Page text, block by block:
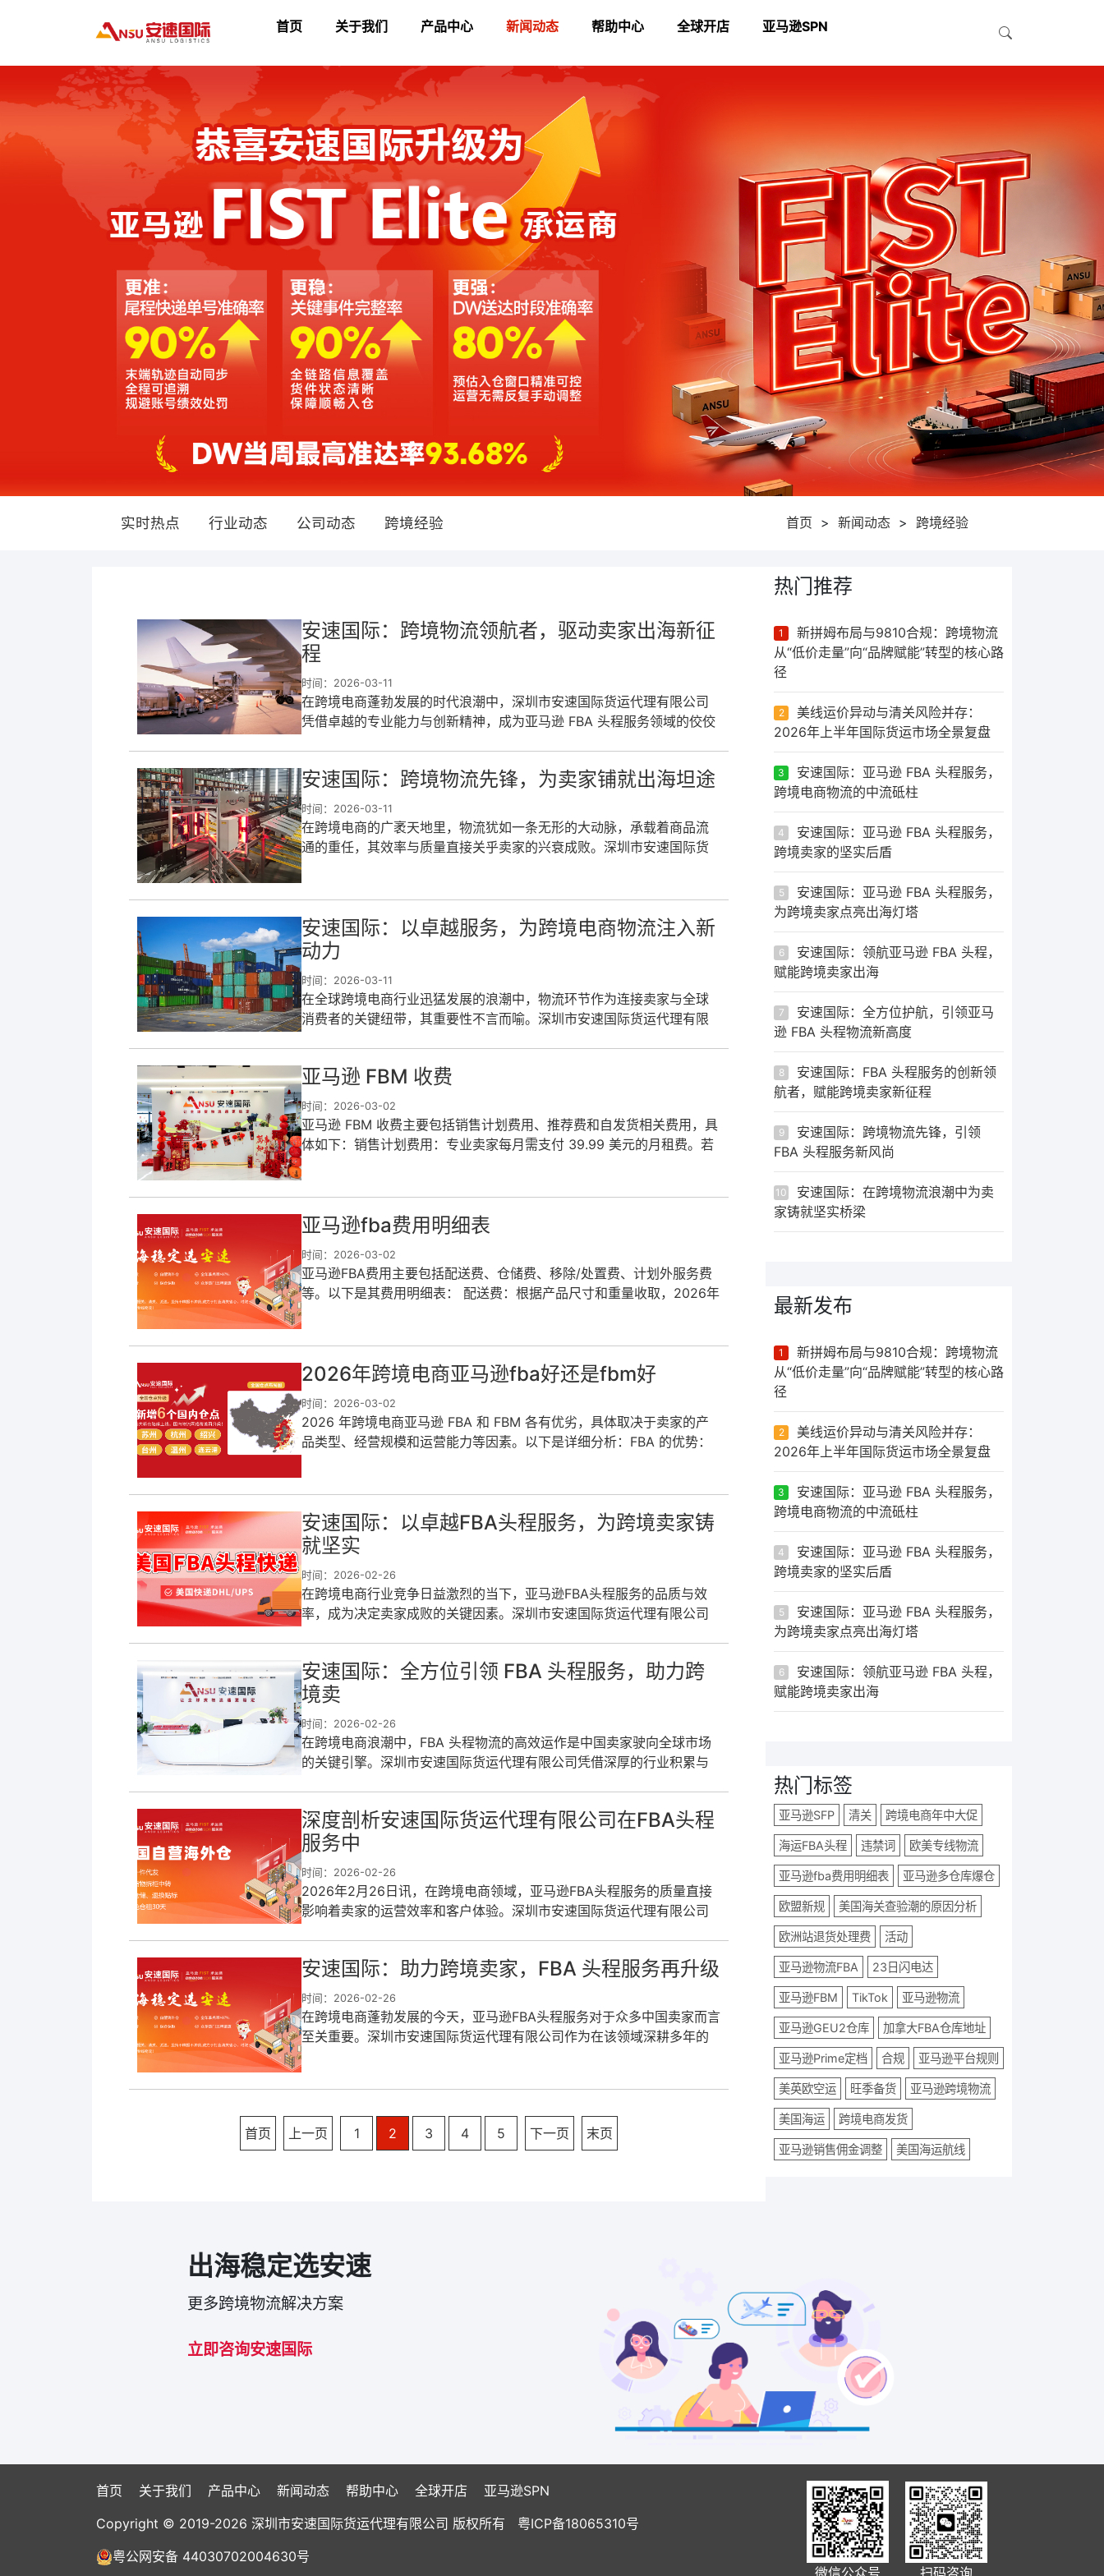
首页 关于我们 产品中心 新闻动态 帮助中心 全球开店 亚马逊SPN
实时热点 行业动态 公司动态 跨境经验 首页 > 新闻动态 > 跨境经验
安速国际：跨境物流领航者，驱动卖家出海新征
程
时间：2026-03-11
在跨境电商蓬勃发展的时代浪潮中，深圳市安速国际货运代理有限公司
凭借卓越的专业能力与创新精神，成为亚马逊 FBA 头程服务领域的佼佼
安速国际：跨境物流先锋，为卖家铺就出海坦途
时间：2026-03-11
在跨境电商的广袤天地里，物流犹如一条无形的大动脉，承载着商品流
通的重任，其效率与质量直接关乎卖家的兴衰成败。深圳市安速国际货
运代理有限公司凭借着前瞻性的战略眼光
安速国际：以卓越服务，为跨境电商物流注入新
动力
时间：2026-03-11
在全球跨境电商行业迅猛发展的浪潮中，物流环节作为连接卖家与全球
消费者的关键纽带，其重要性不言而喻。深圳市安速国际货运代理有限
亚马逊 FBM 收费
时间：2026-03-02
亚马逊 FBM 收费主要包括销售计划费用、推荐费和自发货相关费用，具
体如下：销售计划费用：专业卖家每月需支付 39.99 美元的月租费。若
为个人卖家，则无需月租
亚马逊fba费用明细表
时间：2026-03-02
亚马逊FBA费用主要包括配送费、仓储费、移除/处置费、计划外服务费
等。以下是其费用明细表： 配送费：根据产品尺寸和重量收取，2026年
1月15日起有调整。
2026年跨境电商亚马逊fba好还是fbm好
时间：2026-03-02
2026 年跨境电商亚马逊 FBA 和 FBM 各有优劣，具体取决于卖家的产
品类型、经营规模和运营能力等因素。以下是详细分析：FBA 的优势：
安速国际：以卓越FBA头程服务，为跨境卖家铸
就坚实
时间：2026-02-26
在跨境电商行业竞争日益激烈的当下，亚马逊FBA头程服务的品质与效
率，成为决定卖家成败的关键因素。深圳市安速国际货运代理有限公司
安速国际：全方位引领 FBA 头程服务，助力跨
境卖
时间：2026-02-26
在跨境电商浪潮中，FBA 头程物流的高效运作是中国卖家驶向全球市场
的关键引擎。深圳市安速国际货运代理有限公司凭借深厚的行业积累与
深度剖析安速国际货运代理有限公司在FBA头程
服务中
时间：2026-02-26
2026年2月26日讯，在跨境电商领域，亚马逊FBA头程服务的质量直接
影响着卖家的运营效率和客户体验。深圳市安速国际货运代理有限公司
安速国际：助力跨境卖家，FBA 头程服务再升级
时间：2026-02-26
在跨境电商蓬勃发展的今天，亚马逊FBA头程服务对于众多中国卖家而言
至关重要。深圳市安速国际货运代理有限公司作为在该领域深耕多年的
专业企业，一直致力于为跨境卖家提
首页 上一页 1 2 3 4 5 下一页 末页
热门推荐
1
新拼姆布局与9810合规：跨境物流
从“低价走量”向“品牌赋能”转型的核心路
径
2
美线运价异动与清关风险并存：
2026年上半年国际货运市场全景复盘
3
安速国际：亚马逊 FBA 头程服务，
跨境电商物流的中流砥柱
4
安速国际：亚马逊 FBA 头程服务，
跨境卖家的坚实后盾
5
安速国际：亚马逊 FBA 头程服务，
为跨境卖家点亮出海灯塔
6
安速国际：领航亚马逊 FBA 头程，
赋能跨境卖家出海
7
安速国际：全方位护航，引领亚马
逊 FBA 头程物流新高度
8
安速国际：FBA 头程服务的创新领
航者，赋能跨境卖家新征程
9
安速国际：跨境物流先锋，引领
FBA 头程服务新风尚
10
安速国际：在跨境物流浪潮中为卖
家铸就坚实桥梁
最新发布
1
新拼姆布局与9810合规：跨境物流
从“低价走量”向“品牌赋能”转型的核心路
径
2
美线运价异动与清关风险并存：
2026年上半年国际货运市场全景复盘
3
安速国际：亚马逊 FBA 头程服务，
跨境电商物流的中流砥柱
4
安速国际：亚马逊 FBA 头程服务，
跨境卖家的坚实后盾
5
安速国际：亚马逊 FBA 头程服务，
为跨境卖家点亮出海灯塔
6
安速国际：领航亚马逊 FBA 头程，
赋能跨境卖家出海
热门标签
亚马逊SFP 清关 跨境电商年中大促
海运FBA头程 违禁词 欧美专线物流
亚马逊fba费用明细表 亚马逊多仓库爆仓
欧盟新规 美国海关查验潮的原因分析
欧洲站退货处理费 活动
亚马逊物流FBA 23日闪电达
亚马逊FBM TikTok 亚马逊物流
亚马逊GEU2仓库 加拿大FBA仓库地址
亚马逊Prime定档 合规 亚马逊平台规则
美英欧空运 旺季备货 亚马逊跨境物流
美国海运 跨境电商发货
亚马逊销售佣金调整 美国海运航线
出海稳定选安速
更多跨境物流解决方案
立即咨询安速国际
首页 关于我们 产品中心 新闻动态 帮助中心 全球开店
亚马逊SPN
Copyright © 2019-2026 深圳市安速国际货运代理有限公司 版权所有 粤ICP备18065310号
粤公网安备 44030702004630号
微信公众号
扫码咨询